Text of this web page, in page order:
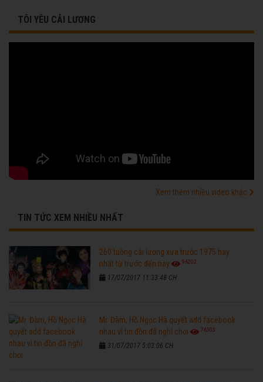
TÔI YÊU CẢI LƯƠNG
Xem thêm nhiều video khác
TIN TỨC XEM NHIỀU NHẤT
260 tuồng cải lương xưa trước 1975 hay
nhất từ trước đến nay
96202
17/07/2017 11:33:48 CH
Mr. Đàm, Hồ Ngọc Hà quyết add facebook
nhau vì tin đồn đã nghỉ chơi
76303
31/07/2017 5:03:06 CH